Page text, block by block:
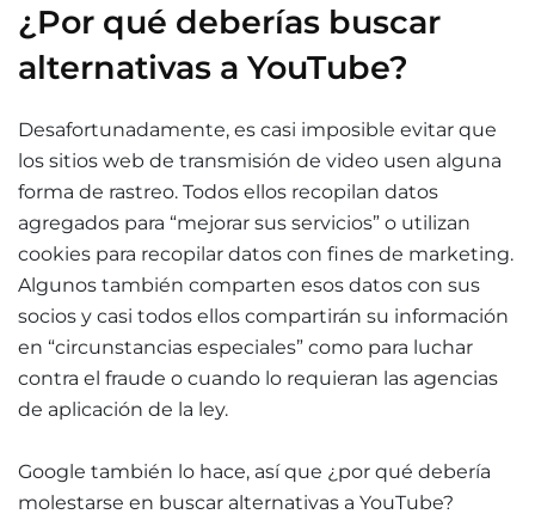
¿Por qué deberías buscar
alternativas a YouTube?
Desafortunadamente, es casi imposible evitar que
los sitios web de transmisión de video usen alguna
forma de rastreo. Todos ellos recopilan datos
agregados para “mejorar sus servicios” o utilizan
cookies para recopilar datos con fines de marketing.
Algunos también comparten esos datos con sus
socios y casi todos ellos compartirán su información
en “circunstancias especiales” como para luchar
contra el fraude o cuando lo requieran las agencias
de aplicación de la ley.
Google también lo hace, así que ¿por qué debería
molestarse en buscar alternativas a YouTube?